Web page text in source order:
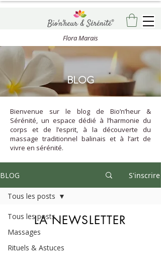
Flora Marais
BLOG
Bienvenue sur le blog de Bio’n’heur &
Sérénité, un espace dédié à l’harmonie du
corps et de l’esprit, à la découverte du
massage traditionnel balinais et à l’art de
vivre en sérénité.
BLOG S'inscrire
Tous les posts
Massages
Rituels & Astuces
Tous les posts
LA NEWSLETTER